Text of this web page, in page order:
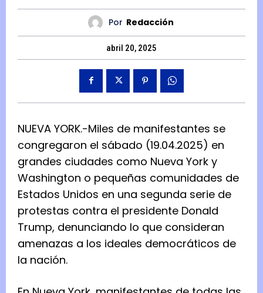
Por Redacción
abril 20, 2025
NUEVA YORK.-Miles de manifestantes se
congregaron el sábado (19.04.2025) en
grandes ciudades como Nueva York y
Washington o pequeñas comunidades de
Estados Unidos en una segunda serie de
protestas contra el presidente Donald
Trump, denunciando lo que consideran
amenazas a los ideales democráticos de
la nación.